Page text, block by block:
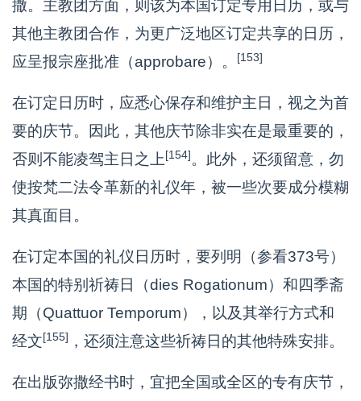
撒。主教团方面，则该为本国订定专用日历，或与
其他主教团合作，为更广泛地区订定共享的日历，
应呈报宗座批准（approbare）。
[153]
在订定日历时，应悉心保存和维护主日，视之为首
要的庆节。因此，其他庆节除非实在是最重要的，
否则不能凌驾主日之上[154]。此外，还须留意，勿
使按梵二法令革新的礼仪年，被一些次要成分模糊
其真面目。
在订定本国的礼仪日历时，要列明（参看373号）
本国的特别祈祷日（dies Rogationum）和四季斋
期（Quattuor Temporum），以及其举行方式和
经文[155] ，还须注意这些祈祷日的其他特殊安排。
在出版弥撒经书时，宜把全国或全区的专有庆节，